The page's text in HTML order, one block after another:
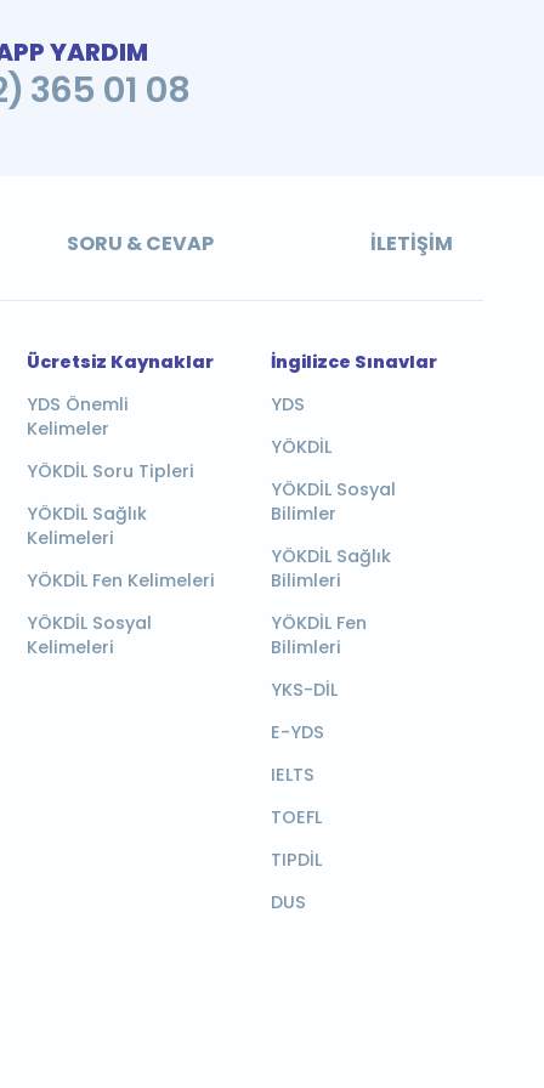
YARDIM
365 01 08
SORU & CEVAP İLETIŞIM
Ücretsiz Kaynaklar
YDS Önemli
Kelimeler
YÖKDİL Soru Tipleri
YÖKDİL Sağlık
Kelimeleri
YÖKDİL Fen Kelimeleri
YÖKDİL Sosyal
Kelimeleri
İngilizce Sınavlar
YDS
YÖKDİL
YÖKDİL Sosyal
Bilimler
YÖKDİL Sağlık
Bilimleri
YÖKDİL Fen
Bilimleri
YKS-DİL
E-YDS
IELTS
TOEFL
TIPDİL
DUS